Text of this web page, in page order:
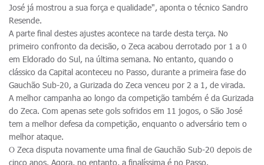
José já mostrou a sua força e qualidade", aponta o técnico Sandro
Resende.
A parte final destes ajustes acontece na tarde desta terça. No
primeiro confronto da decisão, o Zeca acabou derrotado por 1 a 0
em Eldorado do Sul, na última semana. No entanto, quando o
clássico da Capital aconteceu no Passo, durante a primeira fase do
Gauchão Sub-20, a Gurizada do Zeca venceu por 2 a 1, de virada.
A melhor campanha ao longo da competição também é da Gurizada
do Zeca. Com apenas sete gols sofridos em 11 jogos, o São José
tem a melhor defesa da competição, enquanto o adversário tem o
melhor ataque.
O Zeca disputa novamente uma final de Gauchão Sub-20 depois de
cinco anos. Agora, no entanto, a finalíssima é no Passo.